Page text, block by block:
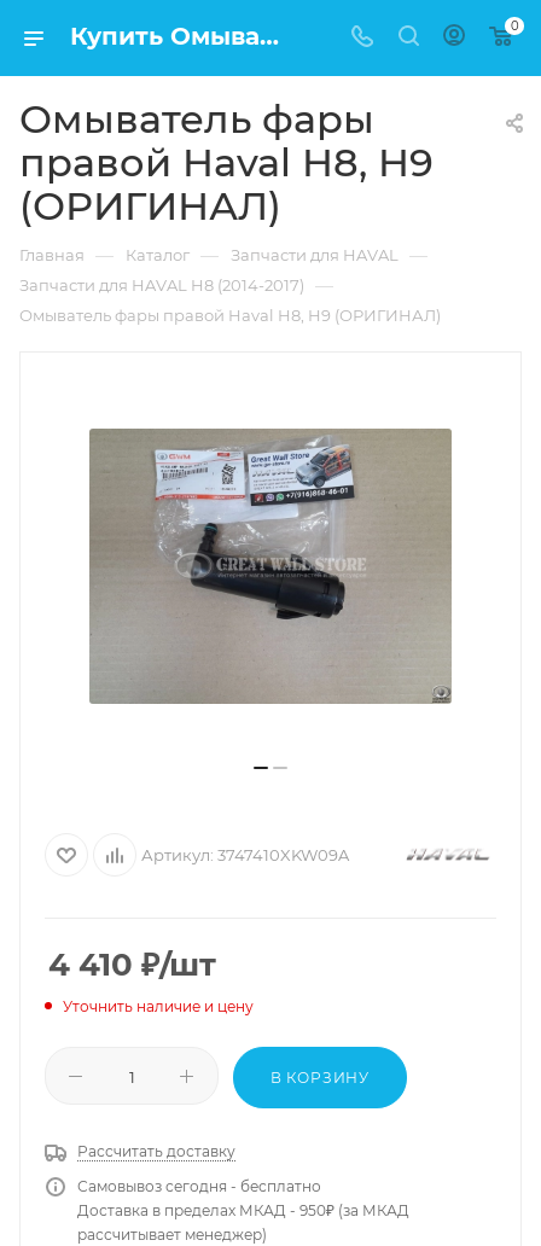
Купить Омыватель фары правой Haval H8, H9 (ОРИГИНАЛ) в Москве по низкой цене 0
Омыватель фары
правой Haval H8, H9
(ОРИГИНАЛ)
Главная — Каталог — Запчасти для HAVAL —
Запчасти для HAVAL H8 (2014-2017) —
Омыватель фары правой Haval H8, H9 (ОРИГИНАЛ)
Артикул: 3747410XKW09A
4 410 ₽/шт
Уточнить наличие и цену
В КОРЗИНУ
Рассчитать доставку
Самовывоз сегодня - бесплатно
Доставка в пределах МКАД - 950₽ (за МКАД
рассчитывает менеджер)